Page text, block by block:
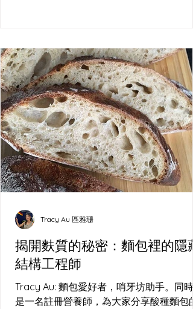
揭開麩質的秘密：麵包裡的隱藏
結構工程師
Tracy Au: 麵包愛好者，哨牙坊助手。同時亦
是一名註冊營養師，為大家分享酸種麵包的
Tracy Au 區雅珊